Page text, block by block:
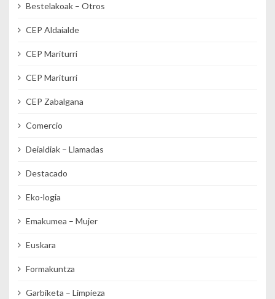
Bestelakoak – Otros
CEP Aldaialde
CEP Mariturri
CEP Mariturri
CEP Zabalgana
Comercio
Deialdiak – Llamadas
Destacado
Eko-logia
Emakumea – Mujer
Euskara
Formakuntza
Garbiketa – Limpieza